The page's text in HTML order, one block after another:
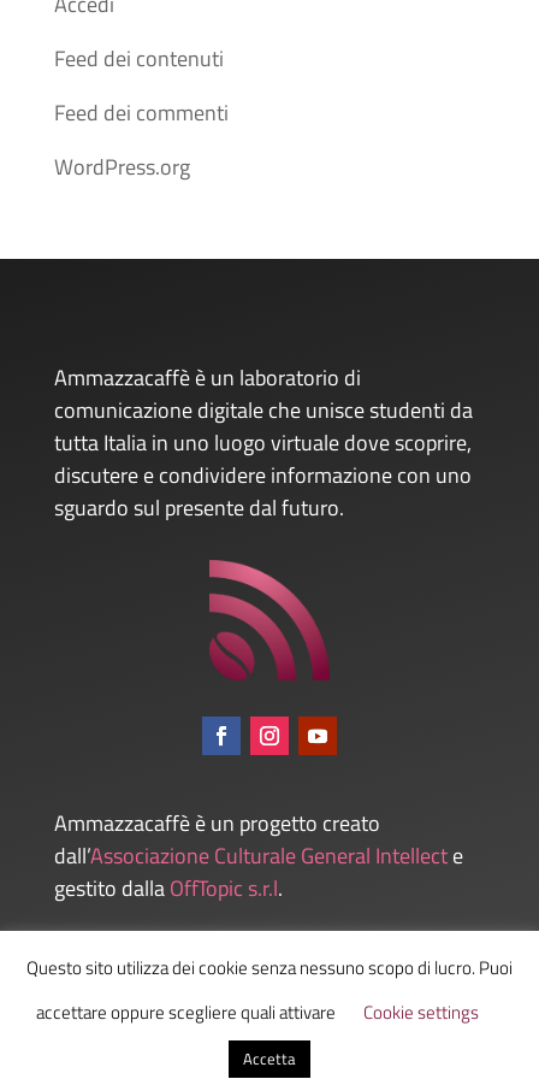
Feed dei contenuti
Feed dei commenti
WordPress.org
Ammazzacaffè è un laboratorio di
comunicazione digitale che unisce studenti da
tutta Italia in uno luogo virtuale dove scoprire,
discutere e condividere informazione con uno
sguardo sul presente dal futuro.
Ammazzacaffè è un progetto creato
dall’Associazione Culturale General Intellecte
gestito dallaOffTopic s.r.l.
Admin
Questo sito utilizza dei cookie senza nessuno scopo di lucro. Puoi
accettare oppure scegliere quali attivare
Cookie settings
Accetta